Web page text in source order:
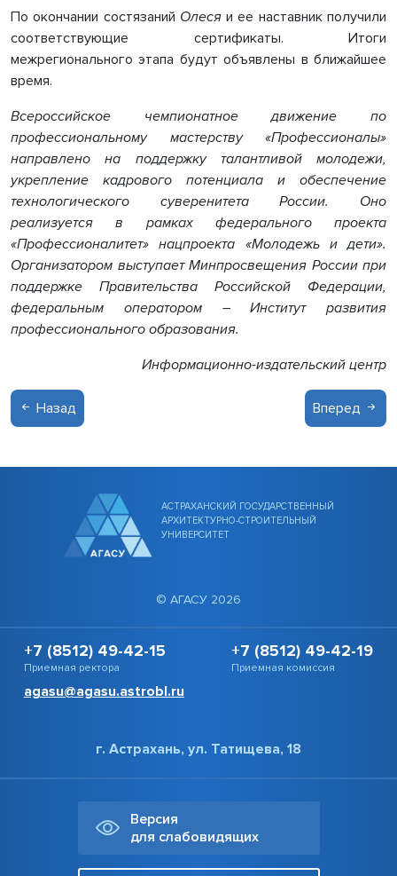
По окончании состязаний Олесяи ее наставник получили
соответствующие сертификаты. Итоги
межрегионального этапа будут объявлены в ближайшее
время.
Всероссийское чемпионатное движение по
профессиональному мастерству «Профессионалы»
направлено на поддержку талантливой молодежи,
укрепление кадрового потенциала и обеспечение
технологического суверенитета России. Оно
реализуется в рамках федерального проекта
«Профессионалитет» нацпроекта «Молодежь и дети».
Организатором выступает Минпросвещения России при
поддержке Правительства Российской Федерации,
федеральным оператором – Институт развития
профессионального образования.
Информационно-издательский центр
Назад Вперед
АСТРАХАНСКИЙ ГОСУДАРСТВЕННЫЙ
АРХИТЕКТУРНО-СТРОИТЕЛЬНЫЙ
УНИВЕРСИТЕТ
© АГАСУ 2026
+7 (8512) 49-42-15
Приемная ректора
agasu@agasu.astrobl.ru
+7 (8512) 49-42-19
Приемная комиссия
г. Астрахань, ул. Татищева, 18
Версия
для слабовидящих